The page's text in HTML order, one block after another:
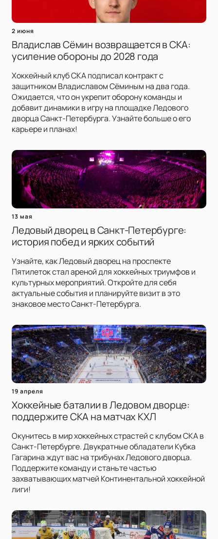
2 июня
Владислав Сёмин возвращается в СКА:
усиление обороны до 2028 года
Хоккейный клуб СКА подписал контракт с
защитником Владиславом Сёминым на два года.
Ожидается, что он укрепит оборону команды и
добавит динамики в игру на площадке Ледового
дворца Санкт-Петербурга. Узнайте больше о его
карьере и планах!
13 мая
Ледовый дворец в Санкт-Петербурге:
история побед и ярких событий
Узнайте, как Ледовый дворец на проспекте
Пятилеток стал ареной для хоккейных триумфов и
культурных мероприятий. Откройте для себя
актуальные события и планируйте визит в это
знаковое место Санкт-Петербурга.
19 апреля
Хоккейные баталии в Ледовом дворце:
поддержите СКА на матчах КХЛ
Окунитесь в мир хоккейных страстей с клубом СКА в
Санкт-Петербурге. Двукратные обладатели Кубка
Гагарина ждут вас на трибунах Ледового дворца.
Поддержите команду и станьте частью
захватывающих матчей Континентальной хоккейной
лиги!